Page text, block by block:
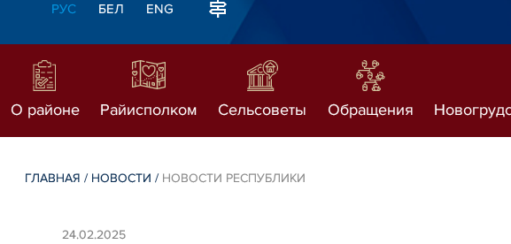
РУС БЕЛ ENG
О районе Райисполком Сельсоветы Обращения
ГЛАВНАЯ / НОВОСТИ / НОВОСТИ РЕСПУБЛИКИ
24.02.2025